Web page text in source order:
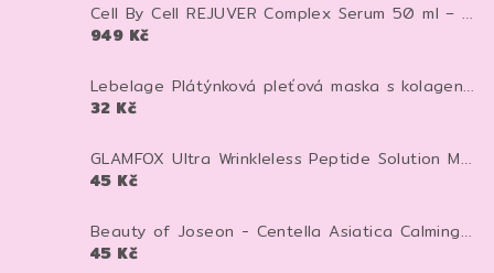
Cell By Cell REJUVER Complex Serum 50 ml – anti-age sérum pro zpevnění a regeneraci pleti
949 Kč
Lebelage Plátýnková pleťová maska s kolagenem Dr. Capsule Collagen Mask Pack 28 ml 1 ks
32 Kč
GLAMFOX Ultra Wrinkleless Peptide Solution Mask 25 g – peptidová pleťová maska pro vyhlazení, hydrataci a pevnější vzhled pleti
45 Kč
Beauty of Joseon - Centella Asiatica Calming Mask - Zklidňující textilní maska - 25 ml
45 Kč